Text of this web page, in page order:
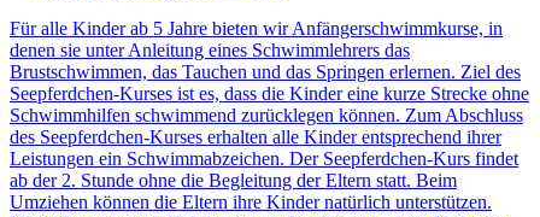
Für alle Kinder ab 5 Jahre bieten wir Anfängerschwimmkurse, in
denen sie unter Anleitung eines Schwimmlehrers das
Brustschwimmen, das Tauchen und das Springen erlernen. Ziel des
Seepferdchen-Kurses ist es, dass die Kinder eine kurze Strecke ohne
Schwimmhilfen schwimmend zurücklegen können. Zum Abschluss
des Seepferdchen-Kurses erhalten alle Kinder entsprechend ihrer
Leistungen ein Schwimmabzeichen. Der Seepferdchen-Kurs findet
ab der 2. Stunde ohne die Begleitung der Eltern statt. Beim
Umziehen können die Eltern ihre Kinder natürlich unterstützen.